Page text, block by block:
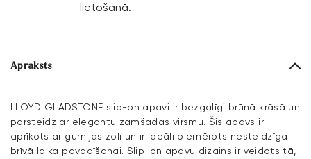
lietošanā.
Apraksts
LLOYD GLADSTONE slip-on apavi ir bezgalīgi brūnā krāsā un
pārsteidz ar elegantu zamšādas virsmu. Šis apavs ir
aprīkots ar gumijas zoli un ir ideāli piemērots nesteidzīgai
brīvā laika pavadīšanai. Slip-on apavu dizains ir veidots tā,